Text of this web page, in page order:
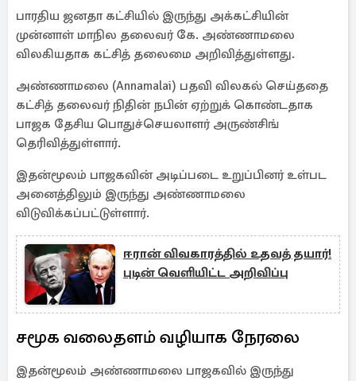
பாரதிய ஜனதா கட்சியில் இருந்து அக்கட்சியின்
முன்னாள் மாநில தலைவர் கே. அண்ணாமலை
விலகியதாக கட்சித் தலைமை அறிவித்துள்ளது.
அண்ணாமலை (Annamalai) பதவி விலகல் செய்ததை
கட்சித் தலைவர் நிதின் நபின் ஏற்றுக் கொண்டதாக
பாஜக தேசிய பொதுச்செயலாளர் அருண்சிங்
தெரிவித்துள்ளார்.
இதன்மூலம் பாஜகவின் அடிப்படை உறுப்பினர் உள்பட
அனைத்திலும் இருந்து அண்ணாமலை
விடுவிக்கப்பட்டுள்ளார்.
ஈரான் விவகாரத்தில் உதவத் தயார்!
புடின் வெளியிட்ட அறிவிப்பு
சமூக வலைதளம் வழியாக நேரலை
இதன்மூலம் அண்ணாமலை பாஜகவில் இருந்து